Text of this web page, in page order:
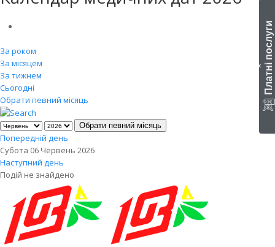
‹ Платні послуги
За роком
За місяцем
За тижнем
Сьогодні
Обрати певний місяць
Обрати певний місяць
Попередній день
Субота 06 Червень 2026
Наступний день
Подій не знайдено